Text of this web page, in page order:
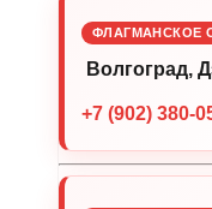
ФЛАГМАНСКОЕ
Волгоград,
+7 (902) 380-